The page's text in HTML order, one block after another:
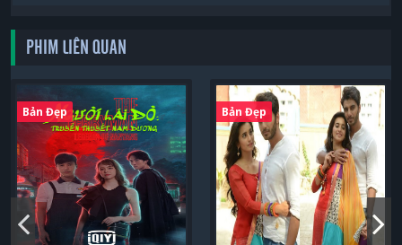
Yeo Min Jeong
PHIM LIÊN QUAN
Bản Đẹp Bản Đẹp